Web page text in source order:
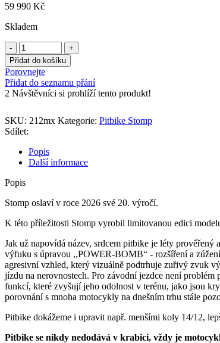
59 990 Kč
Skladem
Přidat do košíku
Porovnejte
Přidat do seznamu přání
2 Návštěvníci si prohlíží tento produkt!
SKU: 212mx Kategorie: Pitbike Stomp
Sdílet:
Popis
Další informace
Popis
Stomp oslaví v roce 2026 své 20. výročí.
K této příležitosti Stomp vyrobil limitovanou edici
Jak už napovídá název, srdcem pitbike je léty
výfuku s úpravou ,,POWER-BOMB“ - rozšíření a
agresivní vzhled, který vizuálně podtrhuje zuřivý zvuk
jízdu na nerovnostech. Pro závodní jezdce není
funkcí, které zvyšují jeho odolnost v terénu, jako jsou
porovnání s mnoha motocykly na dnešním trhu stále
Pitbike dokážeme i upravit např. menšími koly 14/12,
Pitbike se nikdy nedodává v krabici, vždy je